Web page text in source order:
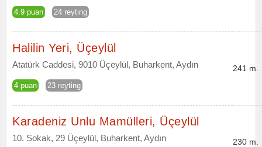
4.9 puan 24 reyting
Halilin Yeri, Üçeylül
Atatürk Caddesi, 9010 Üçeylül, Buharkent, Aydın
4 puan 23 reyting
241 m.
Karadeniz Unlu Mamülleri, Üçeylül
10. Sokak, 29 Üçeylül, Buharkent, Aydın 230 m.